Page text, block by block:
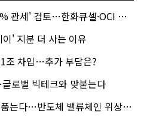
' 검토…한화큐셀·OCI 영향은?
' 지분 더 사는 이유
조 차입…추가 부담은?
로벌 빅테크와 맞붙는다
다…반도체 밸류체인 위상 강화